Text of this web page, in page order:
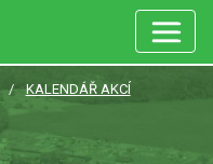
KALENDÁŘ AKCÍ